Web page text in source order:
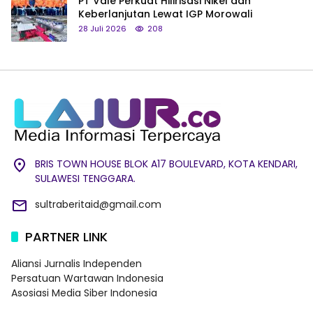
Keberlanjutan Lewat IGP Morowali
28 Juli 2026 208
BRIS TOWN HOUSE BLOK A17 BOULEVARD, KOTA KENDARI,
SULAWESI TENGGARA.
sultraberitaid@gmail.com
PARTNER LINK
Aliansi Jurnalis Independen
Persatuan Wartawan Indonesia
Asosiasi Media Siber Indonesia